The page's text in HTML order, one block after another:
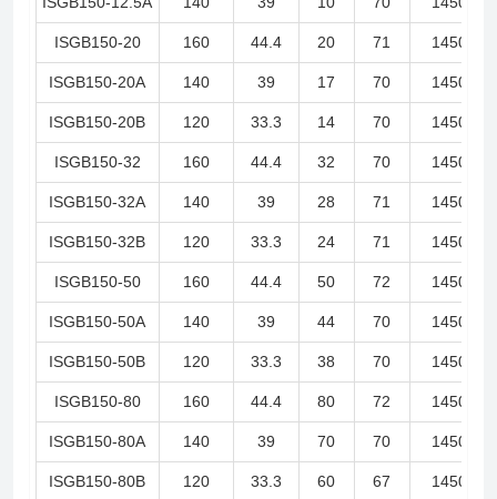
ISGB150-20 160 44.4 20 71 1450
ISGB150-20A 140 39 17 70 1450
ISGB150-20B 120 33.3 14 70 1450
ISGB150-32 160 44.4 32 70 1450
ISGB150-32A 140 39 28 71 1450
ISGB150-32B 120 33.3 24 71 1450
ISGB150-50 160 44.4 50 72 1450
ISGB150-50A 140 39 44 70 1450
ISGB150-50B 120 33.3 38 70 1450
ISGB150-80 160 44.4 80 72 1450
ISGB150-80A 140 39 70 70 1450
ISGB150-80B 120 33.3 60 67 1450